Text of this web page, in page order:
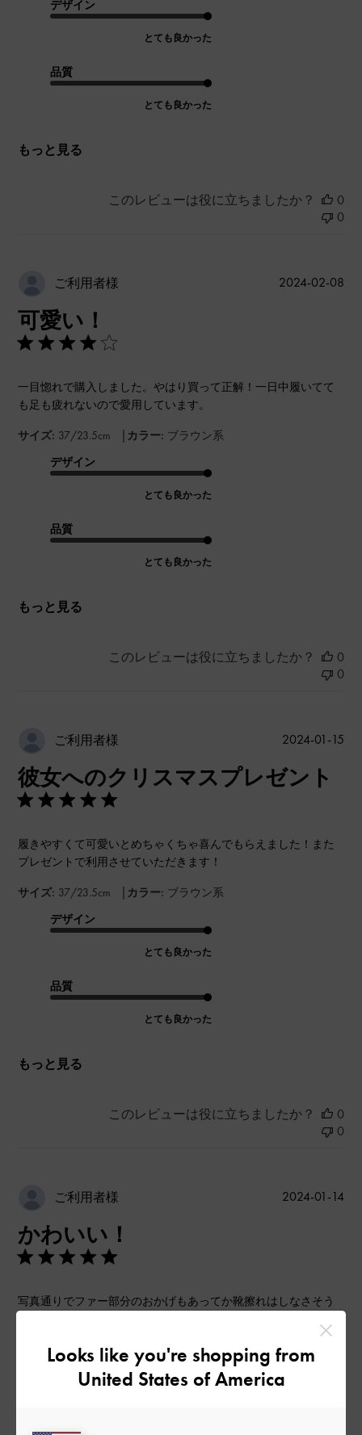
デザイン
とても良かった
品質
とても良かった
もっと見る
このレビューは役に立ちましたか？
0
0
ご利用者様
可愛い！
一目惚れで購入しました。やはり買って正解！一日中履いてて
も足も疲れないので愛用しています。
サイズ: 37/23.5cm | カラー: ブラウン系
デザイン
とても良かった
品質
とても良かった
もっと見る
公
2024-02-08
このレビューは役に立ちましたか？
0
0
ご利用者様
彼女へのクリスマスプレゼント
履きやすくて可愛いとめちゃくちゃ喜んでもらえました！また
プレゼントで利用させていただきます！
サイズ: 37/23.5cm | カラー: ブラウン系
デザイン
とても良かった
品質
とても良かった
もっと見る
公
2024-01-15
このレビューは役に立ちましたか？
0
0
ご利用者様
かわいい！
写真通りでファー部分のおかげもあってか靴擦れはしなさそう
| カラー:
ブラウン系
公
2024-01-14
Looks like you're shopping from
United States of America